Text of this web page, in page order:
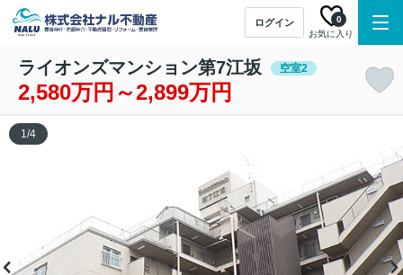
ログイン
お気に入り
0
ライオンズマンション第7江坂 空室2
2,580万円～2,899万円
1/4